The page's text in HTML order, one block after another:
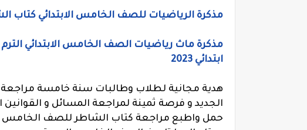
مذكرة الرياضيات للصف الخامس الابتدائي كتاب
مذكرة ماث رياضيات الصف الخامس الابتدائي
ابتدائي 2023
هدية مجانية لطلاب وطالبات سنة خامسة
الجديد و فرصة ثمينة لمراجعة المسائل و القوانين
حمل واطبع مراجعة كتاب الشاطر للصف الخامس